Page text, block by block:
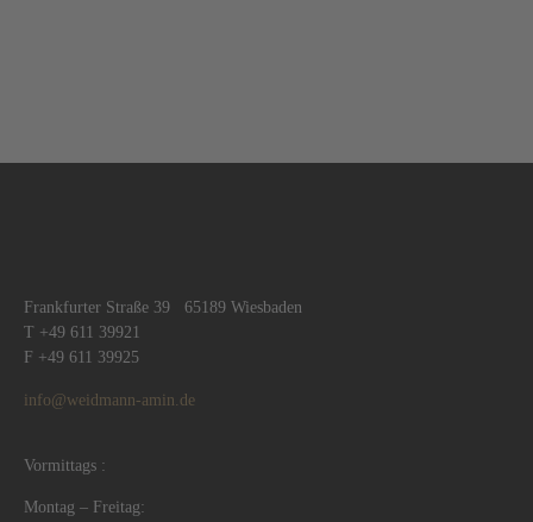
Frankfurter Straße 39 65189 Wiesbaden
T +49 611 39921
F +49 611 39925
info@weidmann-amin.de
Vormittags :
Montag – Freitag: